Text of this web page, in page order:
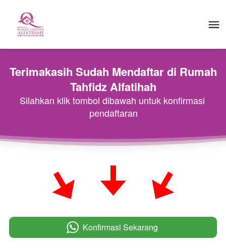
Terimakasih Sudah Mendaftar di Rumah
Tahfidz Alfatihah
Silahkan klik tombol dibawah untuk konfirmasi
pendaftaran
` Konfirmasi Sekarang